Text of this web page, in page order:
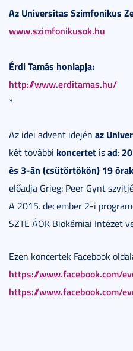
Az Universitas Szimfonikus
www.szimfonikusok.hu
Érdi Tamás honlapja:
http://www.erditamas.hu/
*
Az idei advent idején az
két további koncertet isad:
és 3-án (csütörtökön) 19
előadja Grieg: Peer Gynt
A 2015. december 2-i
SZTE ÁOK Biokémiai Intézet
Ezen koncertek Facebook
https://www.facebook.com/
https://www.facebook.com/